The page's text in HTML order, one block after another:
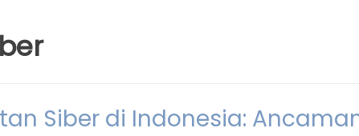
Siber di Indonesia: